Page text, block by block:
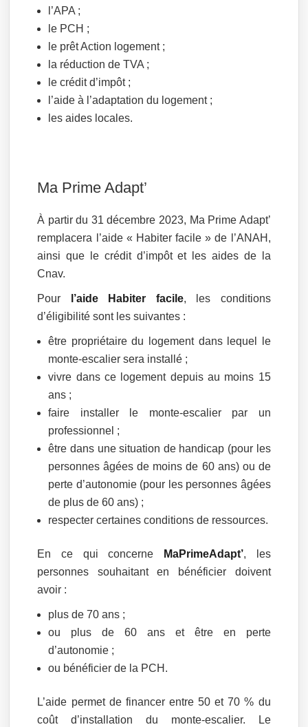
l’APA ;
le PCH ;
le prêt Action logement ;
la réduction de TVA ;
le crédit d’impôt ;
l’aide à l’adaptation du logement ;
les aides locales.
Ma Prime Adapt’
À partir du 31 décembre 2023, Ma Prime Adapt’
remplacera l’aide « Habiter facile » de l’ANAH,
ainsi que le crédit d’impôt et les aides de la
Cnav.
Pour l’aide Habiter facile, les conditions
d’éligibilité sont les suivantes :
être propriétaire du logement dans lequel le
monte-escalier sera installé ;
vivre dans ce logement depuis au moins 15
ans ;
faire installer le monte-escalier par un
professionnel ;
être dans une situation de handicap (pour les
personnes âgées de moins de 60 ans) ou de
perte d’autonomie (pour les personnes âgées
de plus de 60 ans) ;
respecter certaines conditions de ressources.
En ce qui concerne MaPrimeAdapt’, les
personnes souhaitant en bénéficier doivent
avoir :
plus de 70 ans ;
ou plus de 60 ans et être en perte
d’autonomie ;
ou bénéficier de la PCH.
L’aide permet de financer entre 50 et 70 % du
coût d’installation du monte-escalier. Le